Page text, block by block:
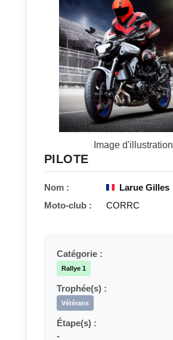
Image d'illustration
PILOTE
Nom :
Larue Gilles
Moto-club :
CORRC
Catégorie :
Rallye 1
Trophée(s) :
Vétérans
Étape(s) :
-